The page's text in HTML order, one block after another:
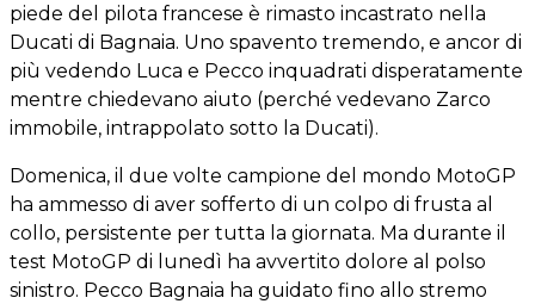
piede del pilota francese è rimasto incastrato nella
Ducati di Bagnaia. Uno spavento tremendo, e ancor di
più vedendo Luca e Pecco inquadrati disperatamente
mentre chiedevano aiuto (perché vedevano Zarco
immobile, intrappolato sotto la Ducati).
Domenica, il due volte campione del mondo MotoGP
ha ammesso di aver sofferto di un colpo di frusta al
collo, persistente per tutta la giornata. Ma durante il
test MotoGP di lunedì ha avvertito dolore al polso
sinistro. Pecco Bagnaia ha guidato fino allo stremo